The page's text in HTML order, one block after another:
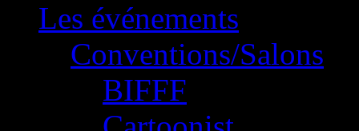
Les événements
Conventions/Salons
BIFFF